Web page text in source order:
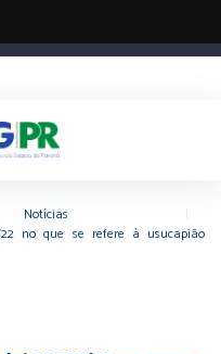
Notícias
no que se refere à usucapião